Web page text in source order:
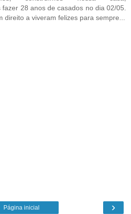
28 anos de casados no dia 02/05.
direito a viveram felizes para sempre...
›
Página inicial